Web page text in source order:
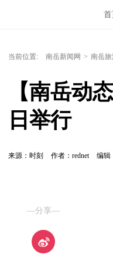
首
当前位置: 南岳新闻网 > 南岳旅
【南岳动
日举行
来源：时刻 作者：rednet 编辑
—分享—